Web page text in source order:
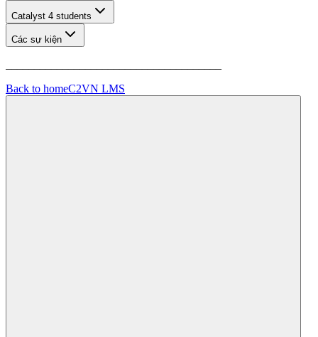
Catalyst 4 students
Các sự kiện
Back to homeC2VN LMS